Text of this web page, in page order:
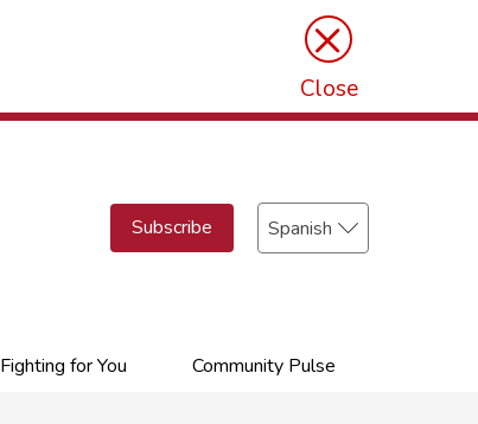
×
Close
Subscribe
Select
your
Fighting for You Community Pulse